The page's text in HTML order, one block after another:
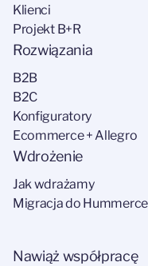
Klienci
Projekt B+R
Rozwiązania
B2B
B2C
Konfiguratory
Ecommerce + Allegro
Wdrożenie
Jak wdrażamy
Migracja do Hummerce
Nawiąż współpracę